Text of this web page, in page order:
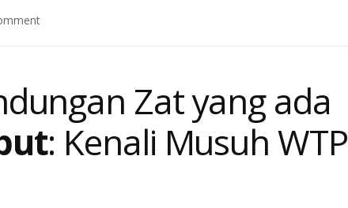
on
ada
dalam
Air
Gambut
Zat yang ada
: Kenali Musuh WTP